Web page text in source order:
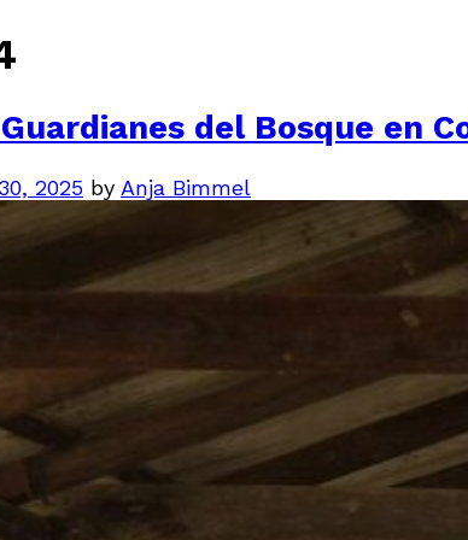
del Bosque en
2025 by Anja Bimmel